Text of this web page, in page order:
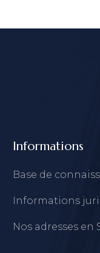
Informations
Base de
Informations
Nos adresses en